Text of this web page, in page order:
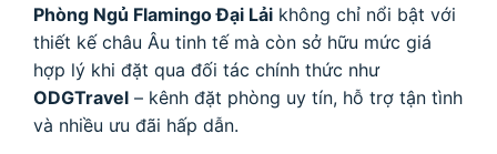
Phòng Ngủ Flamingo Đại Lải không chỉ nổi bật với
thiết kế châu Âu tinh tế mà còn sở hữu mức giá
hợp lý khi đặt qua đối tác chính thức như
ODGTravel – kênh đặt phòng uy tín, hỗ trợ tận tình
và nhiều ưu đãi hấp dẫn.